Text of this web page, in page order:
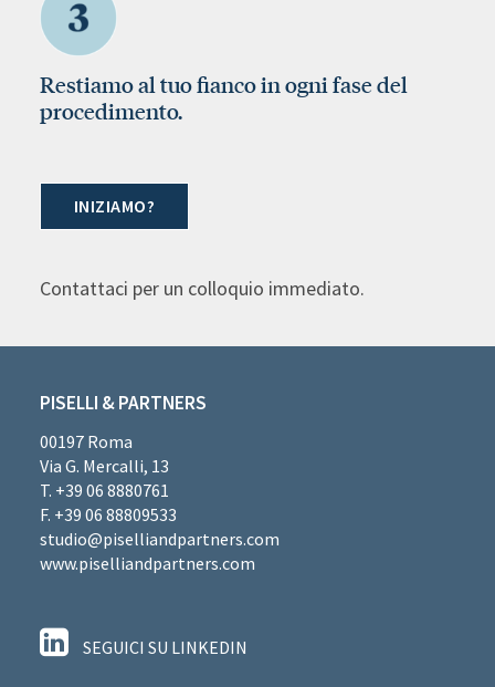
Restiamo al tuo fianco in ogni fase del
procedimento.
INIZIAMO?
Contattaci per un colloquio immediato.
PISELLI & PARTNERS
00197 Roma
Via G. Mercalli, 13
T. +39 06 8880761
F. +39 06 88809533
studio@piselliandpartners.com
www.piselliandpartners.com
SEGUICI SU LINKEDIN